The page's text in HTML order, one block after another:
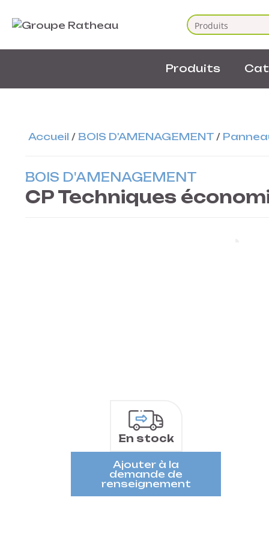
Produits
Accueil / BOIS D'AMENAGEMENT /
BOIS D'AMENAGEMENT
CP Techniques
En stock
Ajouter à la
demande de
renseignement